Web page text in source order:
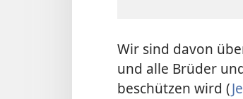
Wir sind davon
und alle Brüder
beschützen wird (